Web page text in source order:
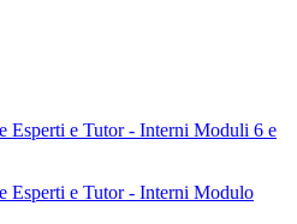
Esperti e Tutor - Interni Moduli 6 e
Esperti e Tutor - Interni Modulo